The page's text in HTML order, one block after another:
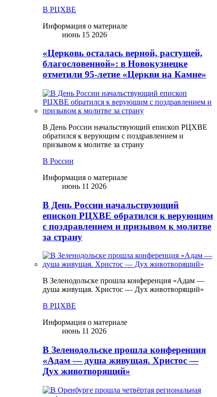
В РЦХВЕ
Информация о материале
июнь 15 2026
«Церковь осталась верной, растущей,
благословенной»: в Новокузнецке
отметили 95-летие «Церкви на Камне»
В День России начальствующий епископ РЦХВЕ
обратился к верующим с поздравлением и
призывом к молитве за страну
В России
Информация о материале
июнь 11 2026
В День России начальствующий
епископ РЦХВЕ обратился к верующим
с поздравлением и призывом к молитве
за страну
В Зеленодольске прошла конференция «Адам —
душа живущая. Христос — Дух животворящий»
В РЦХВЕ
Информация о материале
июнь 11 2026
В Зеленодольске прошла конференция
«Адам — душа живущая. Христос —
Дух животворящий»